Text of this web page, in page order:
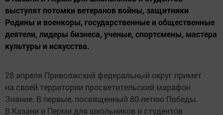
выступят потомки ветеранов войны, защитники
Родины и военкоры, государственные и общественные
деятели, лидеры бизнеса, ученые, спортсмены, мастера
культуры и искусства.
28 апреля Приволжский федеральный округ примет
на своей территории просветительский марафон
Знание. В первые, посвященный 80-летию Победы.
В Казани и Перми для школьников и студентов